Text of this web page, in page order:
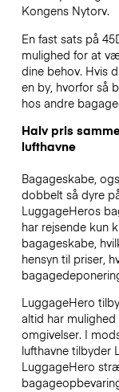
Kongens Nytorv.
En fast sats på
mulighed for at
dine behov. Hvis
en by, hvorfor så
hos andre
Halv pris
lufthavne
Bagageskabe,
dobbelt så dyre
LuggageHeros
har rejsende kun
bagageskabe,
hensyn til priser,
LuggageHero
altid har
omgivelser. I
lufthavne tilbyder
LuggageHero